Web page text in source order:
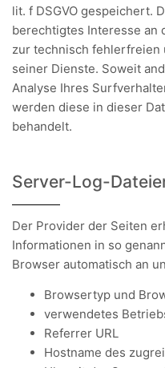
lit. f DSGVO gespeichert.
berechtigtes Interesse an
zur technisch
seiner Dienste. Soweit
Analyse Ihres
werden diese in dieser
behandelt.
Server-Log-
Der Provider der Seiten
Informationen in so
Browser automatisch an
Browsertyp und
verwendetes
Referrer URL
Hostname des